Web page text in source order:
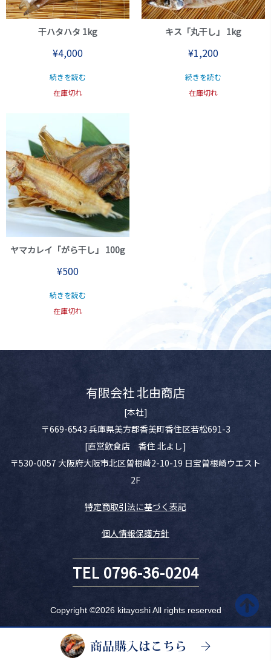
在庫切れ
干ハタハタ 1kg
¥4,000
続きを読む
在庫切れ
キス「丸干し」 1kg
¥1,200
続きを読む
在庫切れ
ヤマカレイ「がら干し」 100g
¥500
続きを読む
有限会社 北由商店
[本社]
〒669-6543 兵庫県美方郡香美町香住区若松691-3
[直営飲食店 香住 北よし]
〒530-0057 大阪府大阪市北区曽根崎2-10-19 日宝曽根崎ウエスト
2F
特定商取引法に基づく表記
個人情報保護方針
TEL 0796-36-0204
Copyright ©2026 kitayoshi All rights reserved